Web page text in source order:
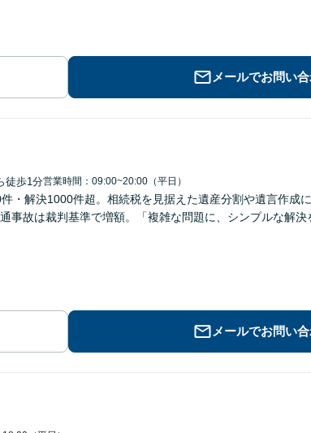
メールでお問い
徒歩1分営業時間：09:00~20:00（平日）
・解決1000件超。相続税を見据えた遺産分割や遺言作成
事故は裁判基準で増額。「複雑な問題に、シンプルな解
メールでお問い